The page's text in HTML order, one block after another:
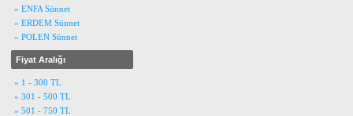
» ENFA Sünnet
» ERDEM Sünnet
» POLEN Sünnet
Fiyat Aralığı
» 1 - 300 TL
» 301 - 500 TL
» 501 - 750 TL